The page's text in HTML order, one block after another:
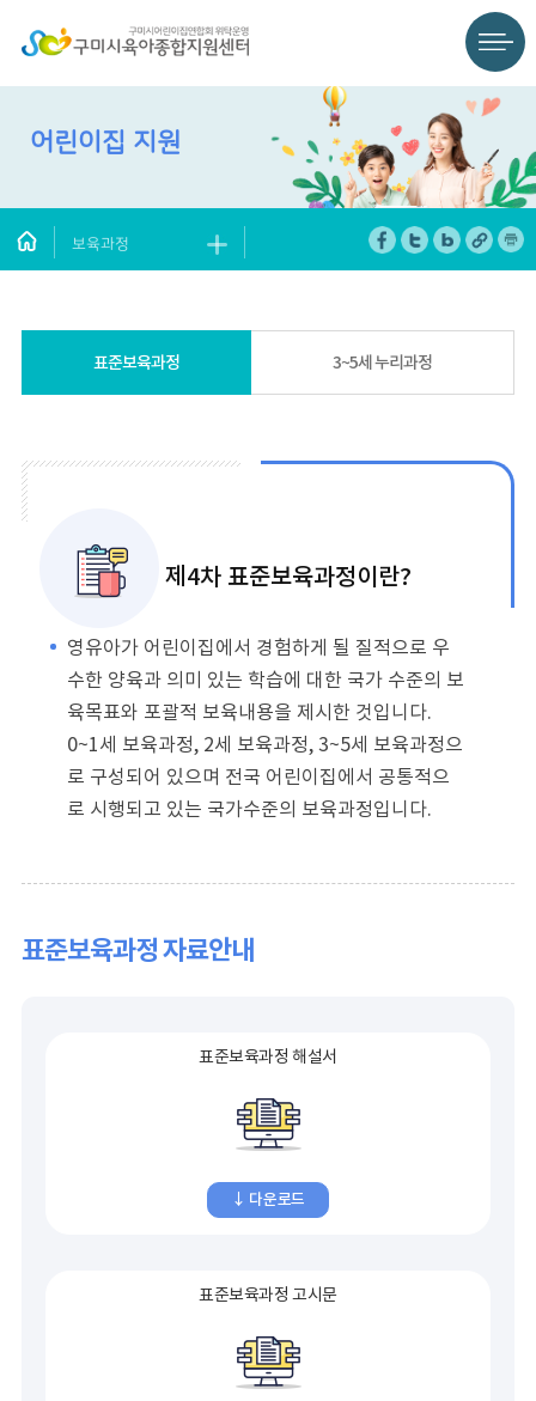
어린이집 지원
보육과정
표준보육과정 3~5세 누리과정
제4차 표준보육과정이란?
영유아가 어린이집에서 경험하게 될 질적으로 우
수한 양육과 의미 있는 학습에 대한 국가 수준의 보
육목표와 포괄적 보육내용을 제시한 것입니다.
0~1세 보육과정, 2세 보육과정, 3~5세 보육과정으
로 구성되어 있으며 전국 어린이집에서 공통적으
로 시행되고 있는 국가수준의 보육과정입니다.
표준보육과정 자료안내
표준보육과정 해설서
↓ 다운로드
표준보육과정 고시문